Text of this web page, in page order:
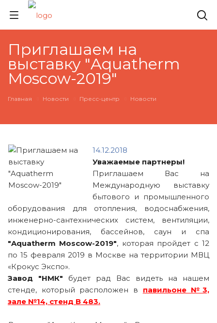
Приглашаем на
выставку "Aquatherm
Moscow-2019"
Главная Новости Пресс-центр Новости
14.12.2018
Уважаемые партнеры!
Приглашаем Вас на
Международную выставку
бытового и промышленного
оборудования для отопления, водоснабжения,
инженерно-сантехнических систем, вентиляции,
кондиционирования, бассейнов, саун и спа
"Aquatherm Moscow-2019", которая пройдет с 12
по 15 февраля 2019 в Москве на территории МВЦ
«Крокус Экспо».
Завод "НМК" будет рад Вас видеть на нашем
стенде, который расположен в павильоне №3,
зале №14, стенд В 483.